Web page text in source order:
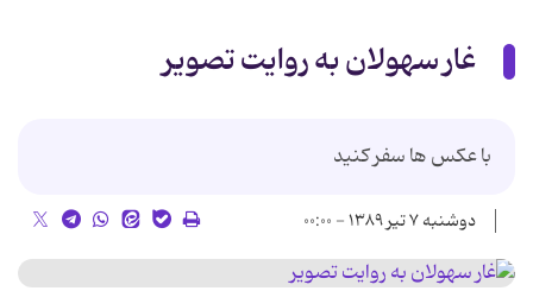
غار سهولان به روایت تصویر
با عکس ها سفر کنید
دوشنبه ۷ تیر ۱۳۸۹ - ۰۰:۰۰